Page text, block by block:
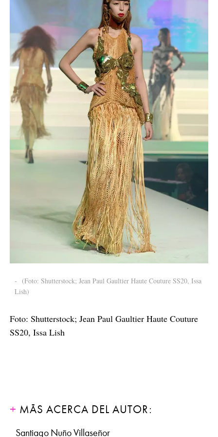
- (Foto: Shutterstock; Jean Paul Gaultier Haute Couture SS20, Issa
Lish)
Foto: Shutterstock; Jean Paul Gaultier Haute Couture
SS20, Issa Lish
MÁS ACERCA DEL AUTOR:
Santiago Nuño Villaseñor